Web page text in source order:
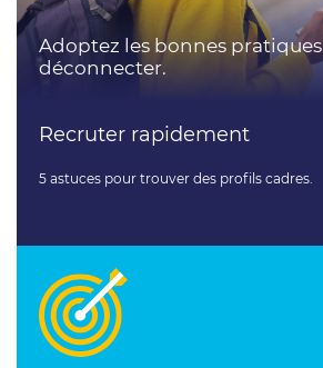
Adoptez les bonnes
déconnecter.
Recruter rapidement
5 astuces pour trouver des profils cadres.